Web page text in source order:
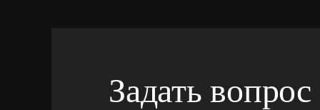
Задать вопрос